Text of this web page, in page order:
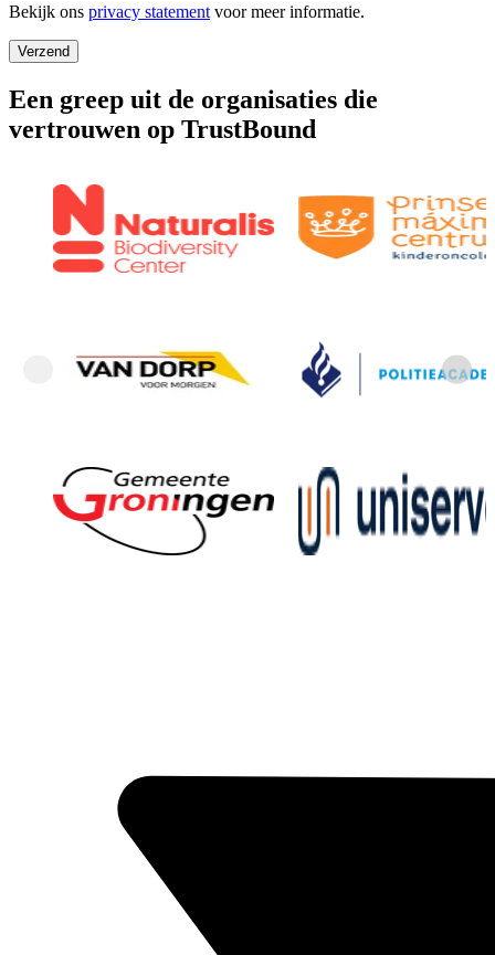
Bekijk ons privacy statement voor meer informatie.
Een greep uit de organisaties die
vertrouwen op TrustBound